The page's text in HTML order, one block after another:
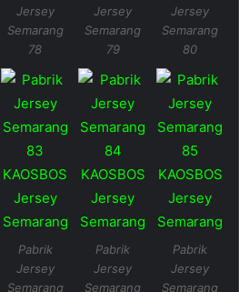
Jersey
Semarang
78
Jersey
Semarang
79
Jersey
Semarang
80
Pabrik
Jersey
Semarang
Pabrik
Jersey
Semarang
Pabrik
Jersey
Semarang